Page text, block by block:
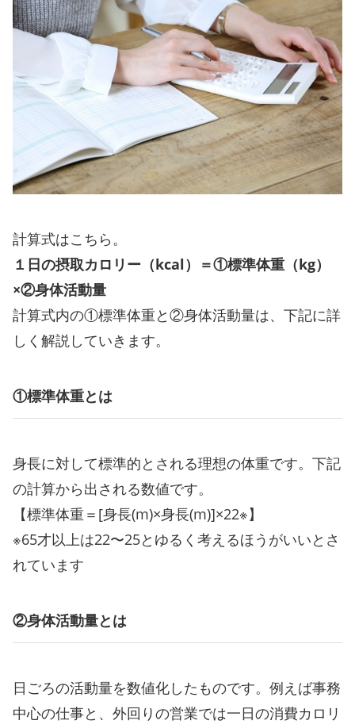
計算式はこちら。
１日の摂取カロリー（kcal）＝①標準体重（kg）
×②身体活動量
計算式内の①標準体重と②身体活動量は、下記に詳
しく解説していきます。
①標準体重とは
身長に対して標準的とされる理想の体重です。下記
の計算から出される数値です。
【標準体重＝[身長(m)×身長(m)]×22※】
※65才以上は22〜25とゆるく考えるほうがいいとさ
れています
②身体活動量とは
日ごろの活動量を数値化したものです。例えば事務
中心の仕事と、外回りの営業では一日の消費カロリ